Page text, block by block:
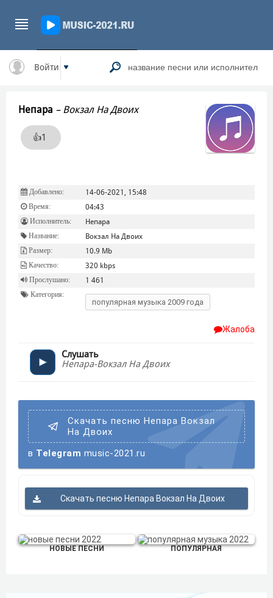
Войти
Непара – Вокзал На Двоих
👍1
Добавлено: 14-06-2021, 15:48
Время: 04:43
Исполнитель: Непара
Название: Вокзал На Двоих
Размер: 10.9 Mb
Качество: 320 kbps
Прослушано: 1 461
Категория:
популярная музыка 2009 года
Жалоба
Слушать
Непара-Вокзал На Двоих
Скачать песню Непара Вокзал
На Двоих
в Telegram music-2021.ru
Скачать песню Непара Вокзал На Двоих
НОВЫЕ ПЕСНИ ПОПУЛЯРНАЯ